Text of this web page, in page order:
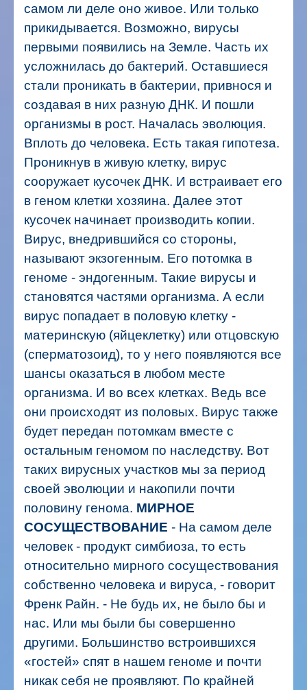
самом ли деле оно живое. Или только
прикидывается. Возможно, вирусы
первыми появились на Земле. Часть их
усложнилась до бактерий. Оставшиеся
стали проникать в бактерии, привнося и
создавая в них разную ДНК. И пошли
организмы в рост. Началась эволюция.
Вплоть до человека. Есть такая гипотеза.
Проникнув в живую клетку, вирус
сооружает кусочек ДНК. И встраивает его
в геном клетки хозяина. Далее этот
кусочек начинает производить копии.
Вирус, внедрившийся со стороны,
называют экзогенным. Его потомка в
геноме - эндогенным. Такие вирусы и
становятся частями организма. А если
вирус попадает в половую клетку -
материнскую (яйцеклетку) или отцовскую
(сперматозоид), то у него появляются все
шансы оказаться в любом месте
организма. И во всех клетках. Ведь все
они происходят из половых. Вирус также
будет передан потомкам вместе с
остальным геномом по наследству. Вот
таких вирусных участков мы за период
своей эволюции и накопили почти
половину генома. МИРНОЕ
СОСУЩЕСТВОВАНИЕ - На самом деле
человек - продукт симбиоза, то есть
относительно мирного сосуществования
собственно человека и вируса, - говорит
Френк Райн. - Не будь их, не было бы и
нас. Или мы были бы совершенно
другими. Большинство встроившихся
«гостей» спят в нашем геноме и почти
никак себя не проявляют. По крайней